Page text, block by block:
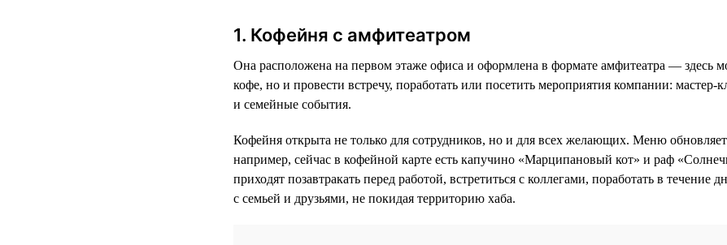
1. Кофейня с амфитеатром
Она расположена на первом этаже офиса и оформлена в формате амфитеатра — здесь
кофе, но и провести встречу, поработать или посетить мероприятия компании: мастер-
и семейные события.
Кофейня открыта не только для сотрудников, но и для всех желающих. Меню
например, сейчас в кофейной карте есть капучино «Марципановый кот» и раф
приходят позавтракать перед работой, встретиться с коллегами, поработать в течение
с семьей и друзьями, не покидая территорию хаба.